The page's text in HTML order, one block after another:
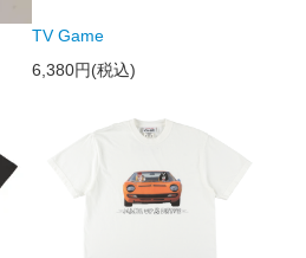
TV Game
6,380円(税込)